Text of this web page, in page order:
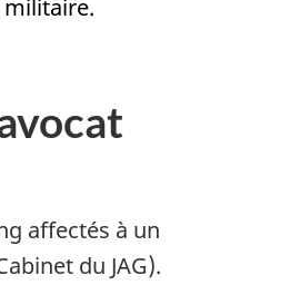
militaire.
affectés à un
du JAG).